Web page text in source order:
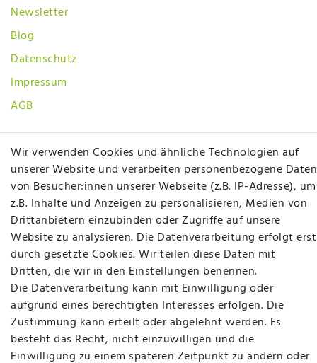
Newsletter
Blog
Datenschutz
Impressum
AGB
SOCIAL
Betten Seifert – Ihr Fachgeschäft für Betten,
Matratzen, Bettwaren & mehr in Ibbenbüren. Sie
möchten richtig gut schlafen, legen Wert auf
qualitativ hochwertige Produkte und eine solide
Fachberatung für Matratzen und andere
Bettwaren? Dann sind Sie bei uns genau richtig.
Ob online oder vor Ort im Fachgeschäft in
Wir verwenden Cookies und ähnliche Technologien auf
unserer Website und verarbeiten personenbezogene Daten
von Besucher:innen unserer Webseite (z.B. IP-Adresse), um
z.B. Inhalte und Anzeigen zu personalisieren, Medien von
Drittanbietern einzubinden oder Zugriffe auf unsere
Website zu analysieren. Die Datenverarbeitung erfolgt erst
durch gesetzte Cookies. Wir teilen diese Daten mit
Dritten, die wir in den Einstellungen benennen.
Die Datenverarbeitung kann mit Einwilligung oder
aufgrund eines berechtigten Interesses erfolgen. Die
Zustimmung kann erteilt oder abgelehnt werden. Es
besteht das Recht, nicht einzuwilligen und die
Einwilligung zu einem späteren Zeitpunkt zu ändern oder